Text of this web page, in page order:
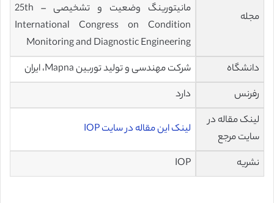
مجله
مانیتورینگ وضعیت و تشخیصی – 25th
International Congress on Condition
Monitoring and Diagnostic Engineering
دانشگاه
شرکت مهندسی و تولید توربین Mapna، ایران
رفرنس
دارد
لینک مقاله در
سایت مرجع
لینک این مقاله در سایت IOP
نشریه IOP